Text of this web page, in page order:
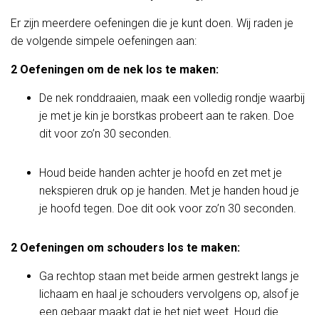
Er zijn meerdere oefeningen die je kunt doen. Wij raden je
de volgende simpele oefeningen aan:
2 Oefeningen om de nek los te maken:
De nek ronddraaien, maak een volledig rondje waarbij
je met je kin je borstkas probeert aan te raken. Doe
dit voor zo’n 30 seconden.
Houd beide handen achter je hoofd en zet met je
nekspieren druk op je handen. Met je handen houd je
je hoofd tegen. Doe dit ook voor zo’n 30 seconden.
2 Oefeningen om schouders los te maken:
Ga rechtop staan met beide armen gestrekt langs je
lichaam en haal je schouders vervolgens op, alsof je
een gebaar maakt dat je het niet weet. Houd die